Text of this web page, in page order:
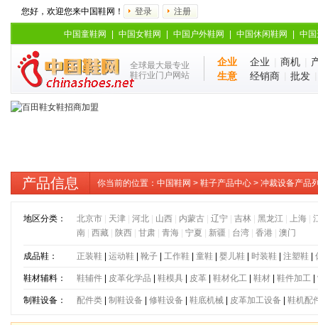
您好，欢迎您来中国鞋网！ 登录 注册
中国童鞋网 中国女鞋网 中国户外鞋网 中国休闲鞋网 中
全球最大最专业
鞋行业门户网站
企业
生意
企业 商机
经销商
批发
产品信息 你当前的位置： 中国鞋网 > 鞋子产品中心 > 冲裁设备产品
地区分类： 北京市| 天津| 河北| 山西| 内蒙古| 辽宁| 吉林| 黑龙江 上海|
南| 西藏| 陕西| 甘肃| 青海| 宁夏 新疆 台湾| 香港| 澳门
成品鞋： 正装鞋| 运动鞋| 靴子| 工作鞋| 童鞋| 婴儿鞋| 时装鞋| 注塑鞋|
鞋材辅料： 鞋辅件| 皮革化学品 鞋模具 皮革| 鞋材化工| 鞋材| 鞋件加工|
制鞋设备： 配件类| 制鞋设备 修鞋设备 鞋底机械| 皮革加工设备 鞋机配